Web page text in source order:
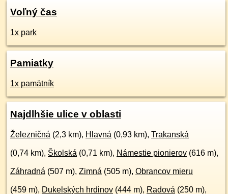
Voľný čas
1x park
Pamiatky
1x pamätník
Najdlhšie ulice v oblasti
Železničná (2,3 km), Hlavná (0,93 km), Trakanská
(0,74 km), Školská (0,71 km), Námestie pionierov (616 m),
Záhradná (507 m), Zimná (505 m), Obrancov mieru
(459 m), Dukelských hrdinov (444 m), Radová (250 m),